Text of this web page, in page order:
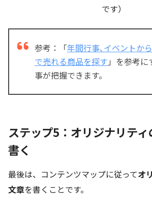
です）
参考：「年間行事､イベントか
で売れる商品を探す 」を参考
事が把握できます。
ステップ5：オリジナリテ
書く
最後は、コンテンツマップに従ってオ
文章を書くことです。